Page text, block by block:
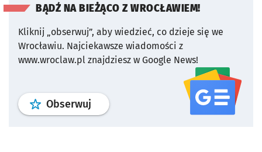
BĄDŹ NA BIEŻĄCO Z WROCŁAWIEM!
Kliknij „obserwuj”, aby wiedzieć, co dzieje się we
Wrocławiu. Najciekawsze wiadomości z
www.wroclaw.pl znajdziesz w Google News!
Obserwuj profil serwisu